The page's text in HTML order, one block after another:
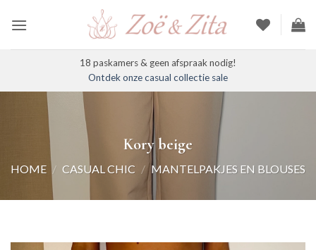
naar
18 paskamers & geen afspraak nodig!
Ontdek onze casual collectie sale
Kory beige
HOME / CASUAL CHIC / MANTELPAKJES EN BLOUSES